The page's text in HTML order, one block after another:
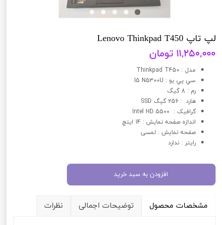
لپ تاپ Lenovo Thinkpad T450
۱۱,۲۵۰,۰۰۰ تومان
مدل : Thinkpad T450
سي پي يو : I5 N5300U
رم : 8 گیگ
هارد : 256 گیگ SSD
گرافيک : 5500 Intel HD
اندازه صفحه نمایش : 14 اینچ
صفحه نمایش : لمسی
رایتر : ندارد
افزودن به سبد خرید
مشخصات محصول توضیحات اجمالی نظرات